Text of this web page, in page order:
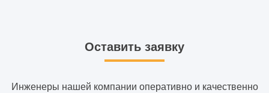
Оставить заявку
Инженеры нашей компании оперативно и качественно